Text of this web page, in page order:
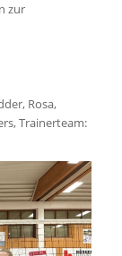
zur
Rosa,
Trainerteam: